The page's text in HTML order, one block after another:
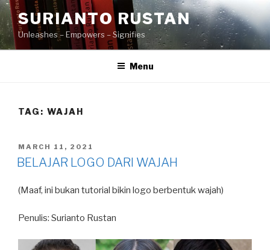
Skip
to
content
SURIANTO RUSTAN
Unleashes – Empowers – Signifies
Menu
TAG: WAJAH
POSTED
ON
MARCH 11, 2021
BELAJAR LOGO DARI WAJAH
(Maaf, ini bukan tutorial bikin logo berbentuk wajah)
Penulis: Surianto Rustan